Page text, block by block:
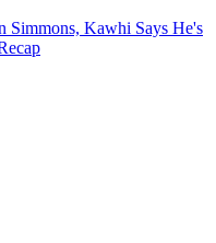
Simmons, Kawhi Says He's